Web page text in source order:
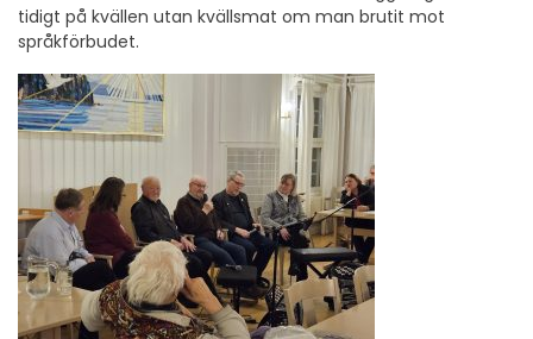
tidigt på kvällen utan kvällsmat om man brutit mot
språkförbudet.